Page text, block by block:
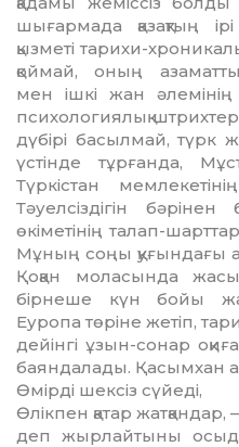
шығармада қазақтың
қызметі тарихи-
қоймай, оның
мен ішкі жан әлемінің
психологиялық
дүбірі басылмай, түрк
үстінде тұрғанда,
Түркістан
Тәуелсіздігін
өкіметінің талап-
Мұның соңы қуғындағы
Қоқан моласында
бірнеше күн бойы жан
Еуропа төріне жетіп,
дейінгі ұзын-сонар
баяндалады. Қасымхан
Өмірді шексіз сүйеді,
Өлікпен қатар жатқандар, –
деп жырлайтыны